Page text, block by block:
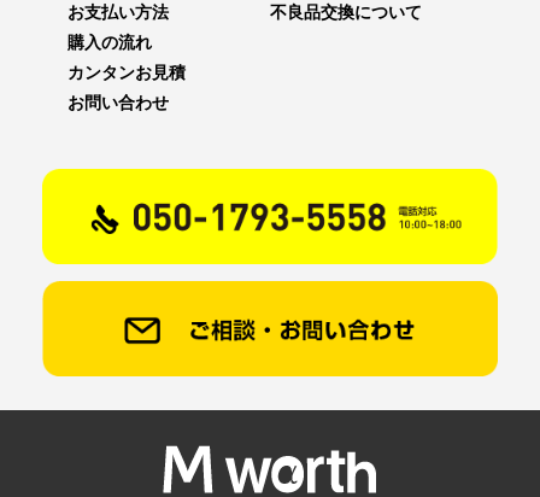
お支払い方法
不良品交換について
購入の流れ
カンタンお見積
お問い合わせ